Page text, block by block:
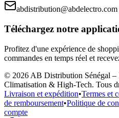
abdistribution@abdelectro.com
Téléchargez notre
Profitez d'une expérience de
commandes en temps réel et
© 2026 AB Distribution Sénégal –
Climatisation & High-Tech. Tous
Livraison et expédition•Termes et
de remboursement•Politique de
compte